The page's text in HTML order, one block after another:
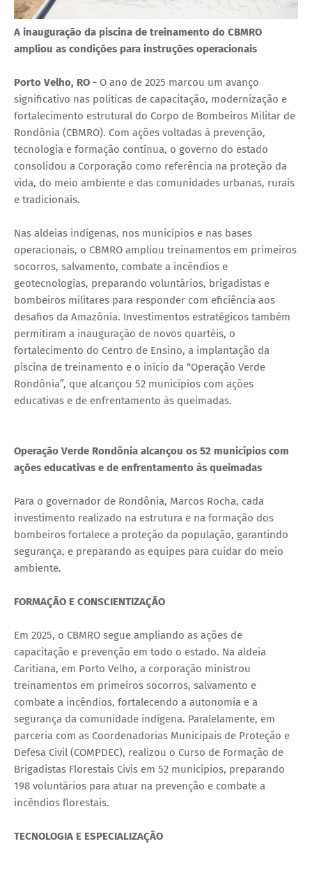
A inauguração da piscina de treinamento do CBMRO
ampliou as condições para instruções operacionais
Porto Velho, RO - O ano de 2025 marcou um avanço
significativo nas políticas de capacitação, modernização e
fortalecimento estrutural do Corpo de Bombeiros Militar de
Rondônia (CBMRO). Com ações voltadas à prevenção,
tecnologia e formação contínua, o governo do estado
consolidou a Corporação como referência na proteção da
vida, do meio ambiente e das comunidades urbanas, rurais
e tradicionais.
Nas aldeias indígenas, nos municípios e nas bases
operacionais, o CBMRO ampliou treinamentos em primeiros
socorros, salvamento, combate a incêndios e
geotecnologias, preparando voluntários, brigadistas e
bombeiros militares para responder com eficiência aos
desafios da Amazônia. Investimentos estratégicos também
permitiram a inauguração de novos quartéis, o
fortalecimento do Centro de Ensino, a implantação da
piscina de treinamento e o início da “Operação Verde
Rondônia”, que alcançou 52 municípios com ações
educativas e de enfrentamento às queimadas.
Operação Verde Rondônia alcançou os 52 municípios com
ações educativas e de enfrentamento às queimadas
Para o governador de Rondônia, Marcos Rocha, cada
investimento realizado na estrutura e na formação dos
bombeiros fortalece a proteção da população, garantindo
segurança, e preparando as equipes para cuidar do meio
ambiente.
FORMAÇÃO E CONSCIENTIZAÇÃO
Em 2025, o CBMRO segue ampliando as ações de
capacitação e prevenção em todo o estado. Na aldeia
Caritiana, em Porto Velho, a corporação ministrou
treinamentos em primeiros socorros, salvamento e
combate a incêndios, fortalecendo a autonomia e a
segurança da comunidade indígena. Paralelamente, em
parceria com as Coordenadorias Municipais de Proteção e
Defesa Civil (COMPDEC), realizou o Curso de Formação de
Brigadistas Florestais Civis em 52 municípios, preparando
198 voluntários para atuar na prevenção e combate a
incêndios florestais.
TECNOLOGIA E ESPECIALIZAÇÃO